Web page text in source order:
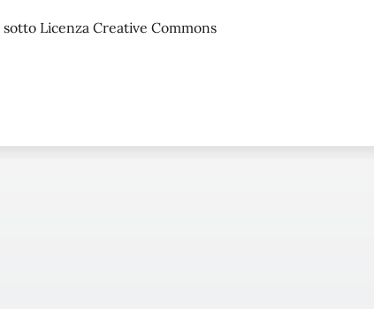
Licenza Creative Commons